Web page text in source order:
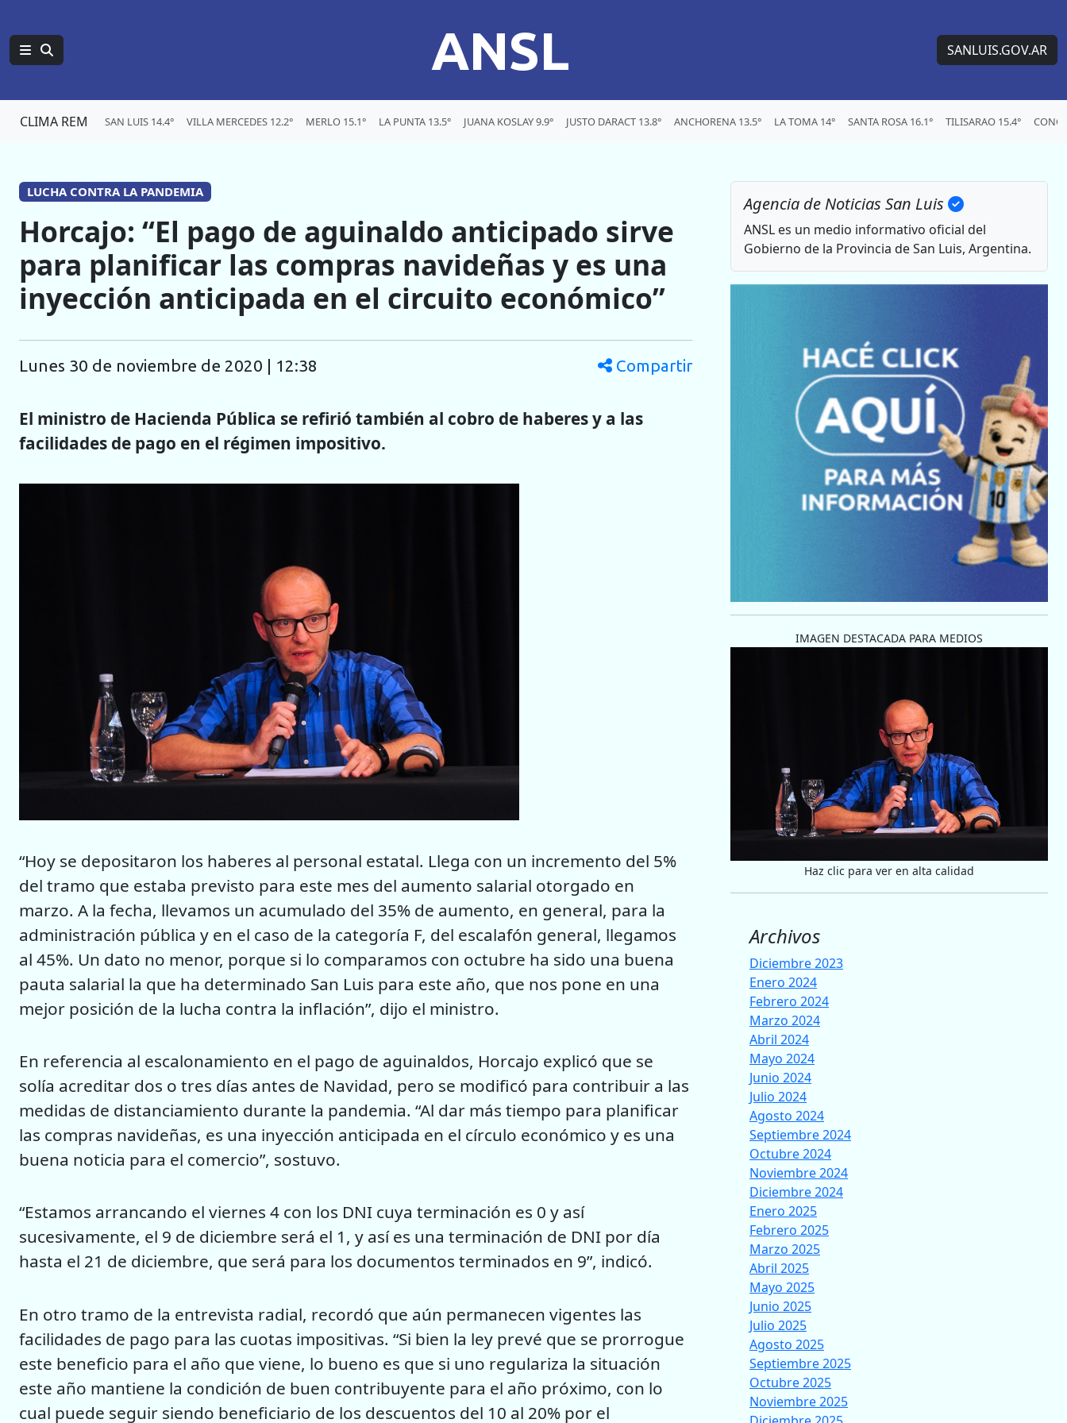
ANSL SANLUIS.GOV.AR
CLIMA REM SAN LUIS 14.4° VILLA MERCEDES 12.2° MERLO 15.1° LA PUNTA 13.5° JUANA KOSLAY 9.9° JUSTO DARACT 13.8° ANCHORENA 13.5° LA TOMA 14° SANTA ROSA 16.1° TILISARAO 15.4°
LUCHA CONTRA LA PANDEMIA
Horcajo: “El pago de aguinaldo anticipado sirve
para planificar las compras navideñas y es una
inyección anticipada en el circuito económico”
lunes 30 de noviembre de 2020 | 12:38 Compartir
El ministro de Hacienda Pública se refirió también al cobro de haberes y a las
facilidades de pago en el régimen impositivo.
“Hoy se depositaron los haberes al personal estatal. Llega con un incremento del 5%
del tramo que estaba previsto para este mes del aumento salarial otorgado en
marzo. A la fecha, llevamos un acumulado del 35% de aumento, en general, para la
administración pública y en el caso de la categoría F, del escalafón general, llegamos
al 45%. Un dato no menor, porque si lo comparamos con octubre ha sido una buena
pauta salarial la que ha determinado San Luis para este año, que nos pone en una
mejor posición de la lucha contra la inflación”, dijo el ministro.
En referencia al escalonamiento en el pago de aguinaldos, Horcajo explicó que se
solía acreditar dos o tres días antes de Navidad, pero se modificó para contribuir a las
medidas de distanciamiento durante la pandemia. “Al dar más tiempo para planificar
las compras navideñas, es una inyección anticipada en el círculo económico y es una
buena noticia para el comercio”, sostuvo.
“Estamos arrancando el viernes 4 con los DNI cuya terminación es 0 y así
sucesivamente, el 9 de diciembre será el 1, y así es una terminación de DNI por día
hasta el 21 de diciembre, que será para los documentos terminados en 9”, indicó.
En otro tramo de la entrevista radial, recordó que aún permanecen vigentes las
facilidades de pago para las cuotas impositivas. “Si bien la ley prevé que se prorrogue
este beneficio para el año que viene, lo bueno es que si uno regulariza la situación
este año mantiene la condición de buen contribuyente para el año próximo, con lo
cual puede seguir siendo beneficiario de los descuentos del 10 al 20% por el
Agencia de Noticias San Luis
ANSL es un medio informativo oficial del
Gobierno de la Provincia de San Luis, Argentina.
IMAGEN DESTACADA PARA MEDIOS
Haz clic para ver en alta calidad
Archivos
Diciembre 2023
Enero 2024
Febrero 2024
Marzo 2024
Abril 2024
Mayo 2024
Junio 2024
Julio 2024
Agosto 2024
Septiembre 2024
Octubre 2024
Noviembre 2024
Diciembre 2024
Enero 2025
Febrero 2025
Marzo 2025
Abril 2025
Mayo 2025
Junio 2025
Julio 2025
Agosto 2025
Septiembre 2025
Octubre 2025
Noviembre 2025